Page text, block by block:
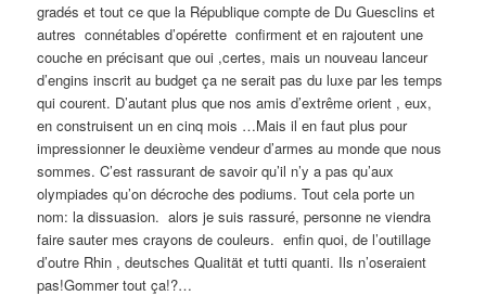
gradés et tout ce que la République compte de Du Guesclins et
autres connétables d’opérette confirment et en rajoutent une
couche en précisant que oui ,certes, mais un nouveau lanceur
d’engins inscrit au budget ça ne serait pas du luxe par les temps
qui courent. D’autant plus que nos amis d’extrême orient , eux,
en construisent un en cinq mois …Mais il en faut plus pour
impressionner le deuxième vendeur d’armes au monde que nous
sommes. C’est rassurant de savoir qu’il n’y a pas qu’aux
olympiades qu’on décroche des podiums. Tout cela porte un
nom: la dissuasion. alors je suis rassuré, personne ne viendra
faire sauter mes crayons de couleurs. enfin quoi, de l’outillage
d’outre Rhin , deutsches Qualität et tutti quanti. Ils n’oseraient
pas!Gommer tout ça!?…